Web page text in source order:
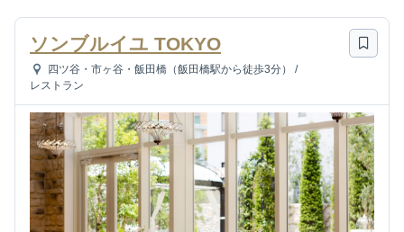
ソンブルイユ TOKYO
四ツ谷・市ヶ谷・飯田橋（飯田橋駅から徒歩3分）
/
レストラン